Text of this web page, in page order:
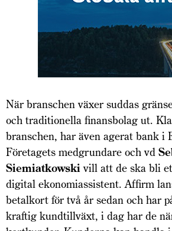
När branschen växer suddas
och traditionella finansbolag ut.
branschen, har även agerat bank i
Företagets medgrundare och vd
Siemiatkowskivill att de ska bli
digital ekonomiassistent. Affirm
betalkort för två år sedan och har
kraftig kundtillväxt, i dag har de